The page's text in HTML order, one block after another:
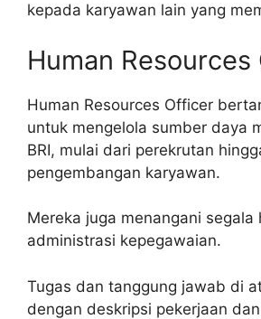
kepada karyawan lain yang
Human
Human Resources Officer
untuk mengelola sumber daya
BRI, mulai dari perekrutan
pengembangan karyawan.
Mereka juga menangani segala
administrasi kepegawaian.
Tugas dan tanggung jawab di
dengan deskripsi pekerjaan